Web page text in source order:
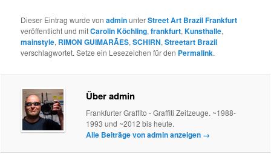
Dieser Eintrag wurde vonadminunterStreet Art Brazil Frankfurt
veröffentlicht und mitCarolin Köchling,frankfurt,Kunsthalle,
mainstyle, RIMON GUIMARÃES,SCHIRN,Streetart Brazil
verschlagwortet. Setze ein Lesezeichen für den Permalink.
Über admin
Frankfurter Graffito - Graffiti Zeitzeuge. ~1988-
1993 und ~2012 bis heute.
Alle Beiträge von admin anzeigen →